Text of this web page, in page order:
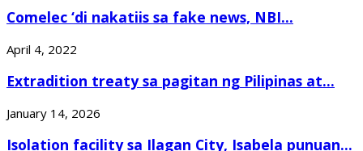
Comelec ‘di nakatiis sa fake news, NBI...
April 4, 2022
Extradition treaty sa pagitan ng Pilipinas at...
January 14, 2026
Isolation facility sa Ilagan City, Isabela punuan...